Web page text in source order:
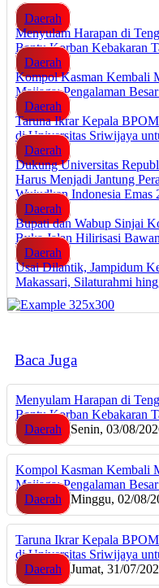
Daerah
Menyulam Harapan di
Bantu Korban Kebakaran
Daerah
Kompol Kasman Kembali
Majjaga: Pengalaman
Daerah
Taruna Ikrar Kepala
di Universitas Sriwijaya
Daerah
Dukung Universitas
Harus Menjadi Jantung
Wujudkan Indonesia Emas
Daerah
Bupati dan Wabup Sinjai
Buka Jalan Hilirisasi
Daerah
Usai Dilantik, Jampidum
Makassari, Silaturahmi
Baca Juga
Menyulam Harapan di
Bantu Korban Kebakaran
Daerah
Senin, 03/08/
Kompol Kasman Kembali
Majjaga: Pengalaman
Daerah
Minggu, 02/08/
Taruna Ikrar Kepala
di Universitas Sriwijaya
Daerah
Jumat, 31/07/